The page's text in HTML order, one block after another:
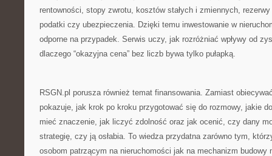
rentowności, stopy zwrotu, kosztów stałych i zmiennych,
podatki czy ubezpieczenia. Dzięki temu inwestowanie w
odporne na przypadek. Serwis uczy, jak rozróżniać wpływy od
dlaczego “okazyjna cena” bez liczb bywa tylko pułapką.
RSGN.pl porusza również temat finansowania. Zamiast
pokazuje, jak krok po kroku przygotować się do rozmowy, jakie
mieć znaczenie, jak liczyć zdolność oraz jak ocenić, czy dany
strategię, czy ją osłabia. To wiedza przydatna zarówno tym,
osobom patrzącym na nieruchomości jak na mechanizm budowy